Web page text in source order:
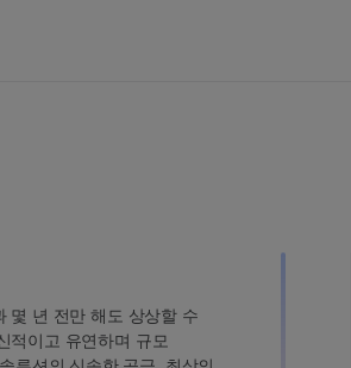
몇 년 전만 해도 상상할 수
적이고 유연하며 규모